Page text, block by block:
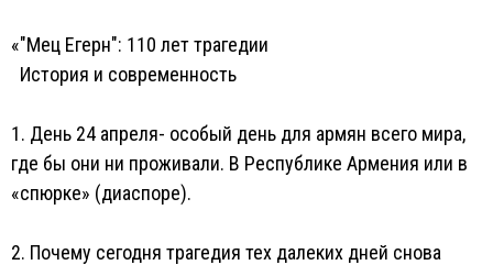
«"Мец Егерн": 110 лет трагедии
История и современность
1. День 24 апреля- особый день для армян всего мира,
где бы они ни проживали. В Республике Армения или в
«спюрке» (диаспоре).
2. Почему сегодня трагедия тех далеких дней снова